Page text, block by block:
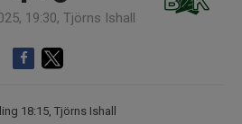
19:30, Tjörns Ishall
18:15, Tjörns Ishall